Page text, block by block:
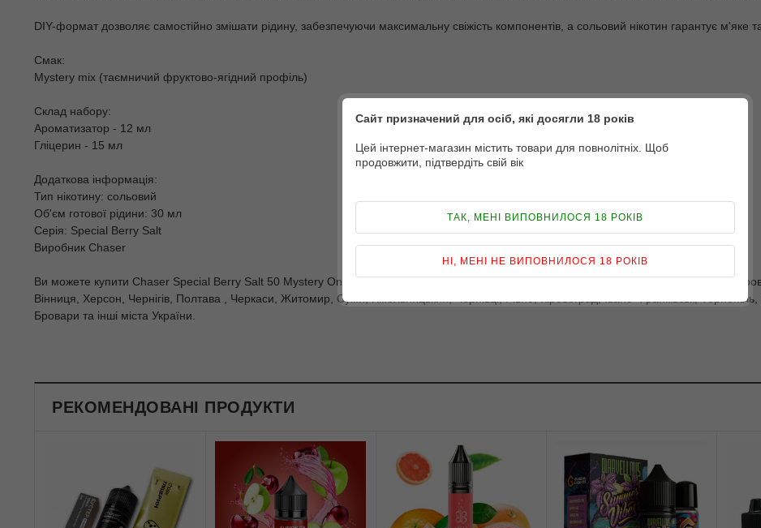
DIY-формат дозволяє самостійно змішати рідину, забезпечуючи максимальну свіжість компонентів, а сольовий нікотин гарантує
Смак:
Mystery mix (таємничий фруктово-ягідний профіль)
Склад набору:
Ароматизатор - 12 мл
Гліцерин - 15 мл
Додаткова інформація:
Тип нікотину: сольовий
Об'єм готової рідини: 30 мл
Серія: Special Berry Salt
Виробник Chaser
Ви можете купити Chaser Special Berry Salt 50 Mystery One 30 мл та замовити доставку по Києву та Україні: Харків, Одеса,
Вінниця, Херсон, Чернігів, Полтава , Черкаси, Житомир, Суми, Хмельницький, Чернівці, Рівне, Кіровоград, Івано-Франківськ,
Бровари та інші міста України.
РЕКОМЕНДОВАНІ ПРОДУКТИ
Сайт призначений для осіб, які досягли 18 років
Цей інтернет-магазин містить товари для повнолітніх. Щоб
продовжити, підтвердіть свій вік
ТАК, МЕНІ ВИПОВНИЛОСЯ 18 РОКІВ
НІ, МЕНІ НЕ ВИПОВНИЛОСЯ 18 РОКІВ